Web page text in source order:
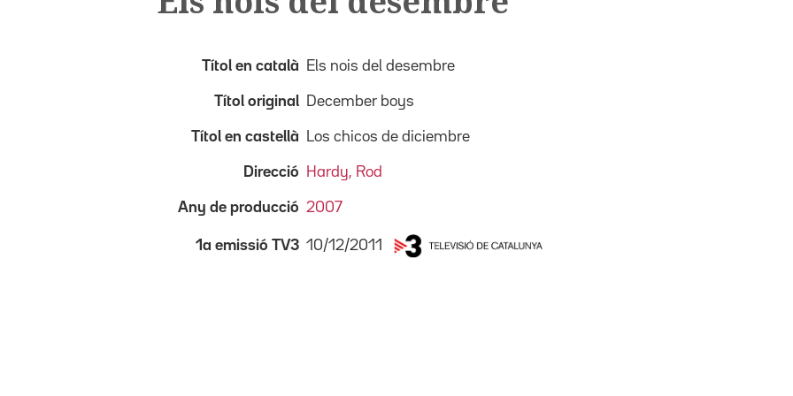
Títol en català Els nois del desembre
Títol original December boys
Títol en castellà Los chicos de diciembre
Direcció Hardy, Rod
Any de producció 2007
1a emissió TV3 10/12/2011